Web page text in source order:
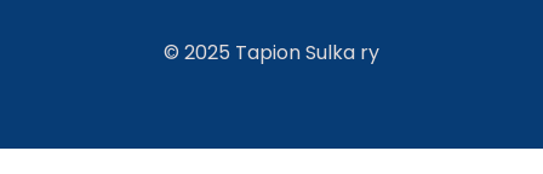
© 2025 Tapion Sulka ry